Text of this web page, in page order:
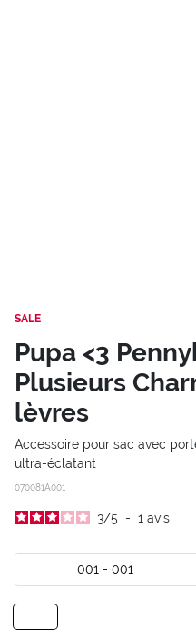
SALE
Pupa <3
Plusieurs
lèvres
Accessoire pour sac avec
ultra-éclatant
070081A001
3/5 - 1 avis
001 - 001